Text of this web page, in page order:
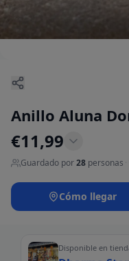
Anillo Aluna
€11,99
Guardado por28 personas
Cómo llegar
Disponible en